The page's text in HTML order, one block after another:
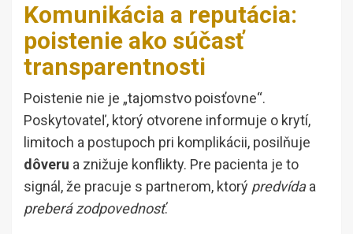
Komunikácia a reputácia:
poistenie ako súčasť
transparentnosti
Poistenie nie je „tajomstvo poisťovne“.
Poskytovateľ, ktorý otvorene informuje o krytí,
limitoch a postupoch pri komplikácii, posilňuje
dôveru a znižuje konflikty. Pre pacienta je to
signál, že pracuje s partnerom, ktorý predvídaa
preberá zodpovednosť.